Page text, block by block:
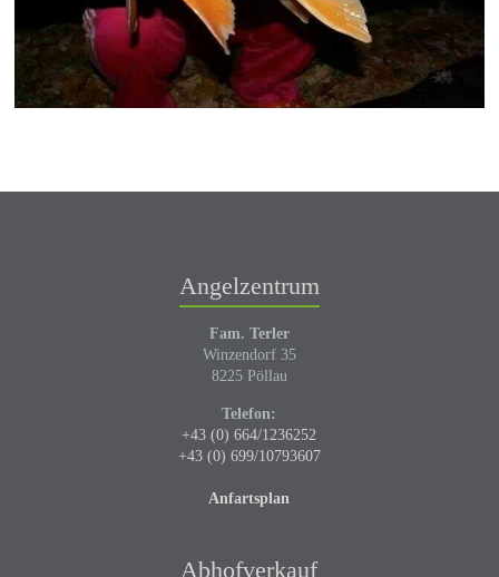
Angelzentrum
Fam. Terler
Winzendorf 35
8225 Pöllau
Telefon:
+43 (0) 664/1236252
+43 (0) 699/10793607
Anfartsplan
Abhofverkauf